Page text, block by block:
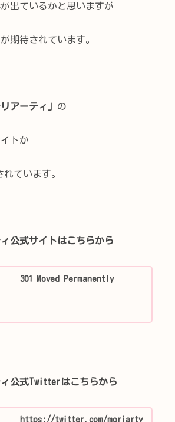
出ているかと思いますが
期待されています。
アーティ」 の
トか
ています。
公式サイトはこちらから
301 Moved Permanently
公式Twitterはこちらから
https://twitter.com/moriarty